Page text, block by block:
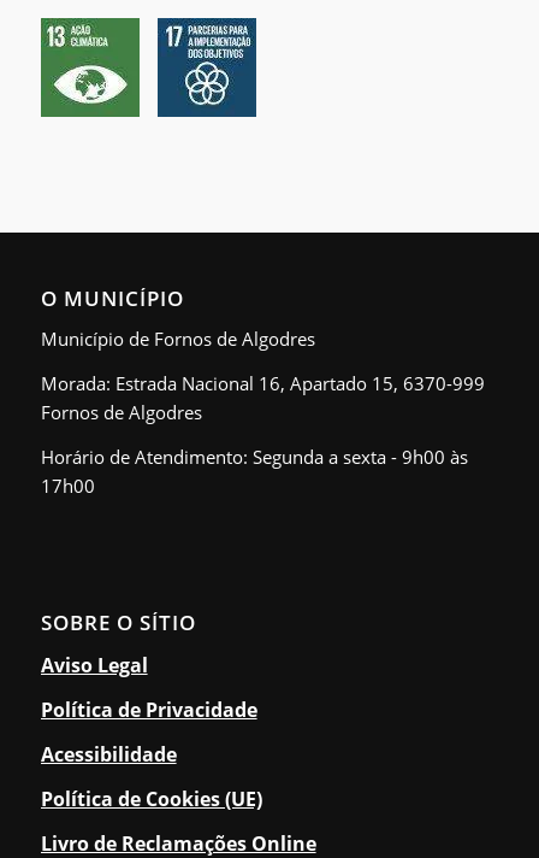
O MUNICÍPIO
Município de Fornos de Algodres
Morada: Estrada Nacional 16, Apartado 15, 6370-999
Fornos de Algodres
Horário de Atendimento: Segunda a sexta - 9h00 às
17h00
SOBRE O SÍTIO
Aviso Legal
Política de Privacidade
Acessibilidade
Política de Cookies (UE)
Livro de Reclamações Online